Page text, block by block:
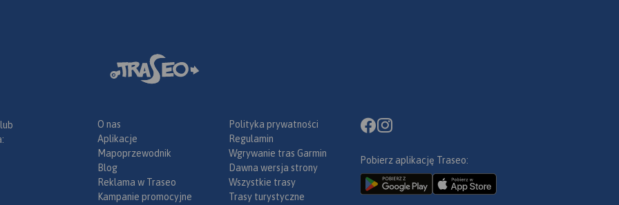
O nas
Aplikacje
Mapoprzewodnik
Blog
Reklama w Traseo
Kampanie promocyjne
Polityka prywatności
Regulamin
Wgrywanie tras Garmin
Dawna wersja strony
Wszystkie trasy
Trasy turystyczne
Pobierz aplikację Traseo: